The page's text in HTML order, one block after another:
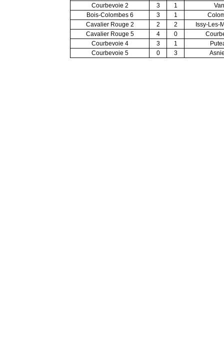
Courbevoie 2
3 1
Bois-Colombes 6
3 1
Cavalier Rouge 2
2 2
Issy-Les-
Cavalier Rouge 5
4 0
Courbevoie 4
3 1
Courbevoie 5
0 3